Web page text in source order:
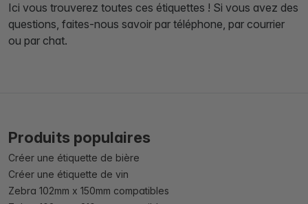
Ici vous trouverez toutes ces étiquettes ! Si vous avez des
questions, faites-nous savoir par téléphone, par courrier
ou par chat.
Produits populaires
Créer une étiquette de bière
Créer une étiquette de vin
Zebra 102mm x 150mm compatibles